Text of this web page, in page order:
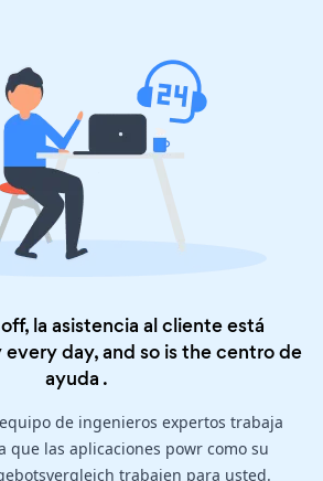
la asistencia al cliente está
day, and so is thecentro de
ayuda .
de ingenieros expertos trabaja
que las aplicaciones powr como su
trabajen para usted.